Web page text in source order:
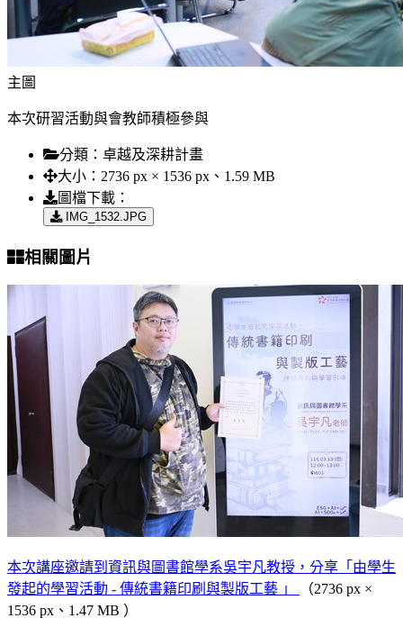
主圖
本次研習活動與會教師積極參與
分類： 卓越及深耕計畫
大小： 2736 px × 1536 px、1.59 MB
圖檔下載：
IMG_1532.JPG
相關圖片
本次講座邀請到資訊與圖書館學系吳宇凡教授，分享「由學生
發起的學習活動 - 傳統書籍印刷與製版工藝 」
（2736 px ×
1536 px、1.47 MB ）